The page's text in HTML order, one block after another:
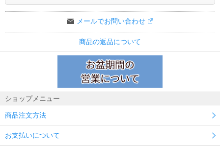
メールでお問い合わせ
商品の返品について
ショップメニュー
商品注文方法
お支払いについて